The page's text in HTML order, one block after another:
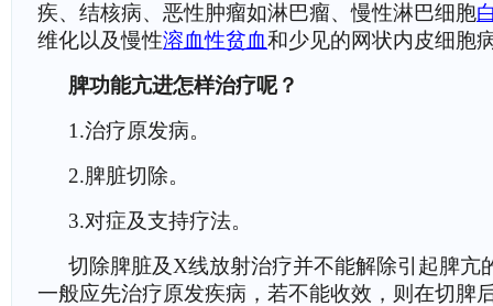
疾、结核病、恶性肿瘤如淋巴瘤、慢性淋巴细胞
维化以及慢性溶血性贫血和少见的网状内皮细胞
脾功能亢进怎样治疗呢？
1.治疗原发病。
2.脾脏切除。
3.对症及支持疗法。
切除脾脏及X线放射治疗并不能解除引起脾亢
一般应先治疗原发疾病，若不能收效，则在切脾